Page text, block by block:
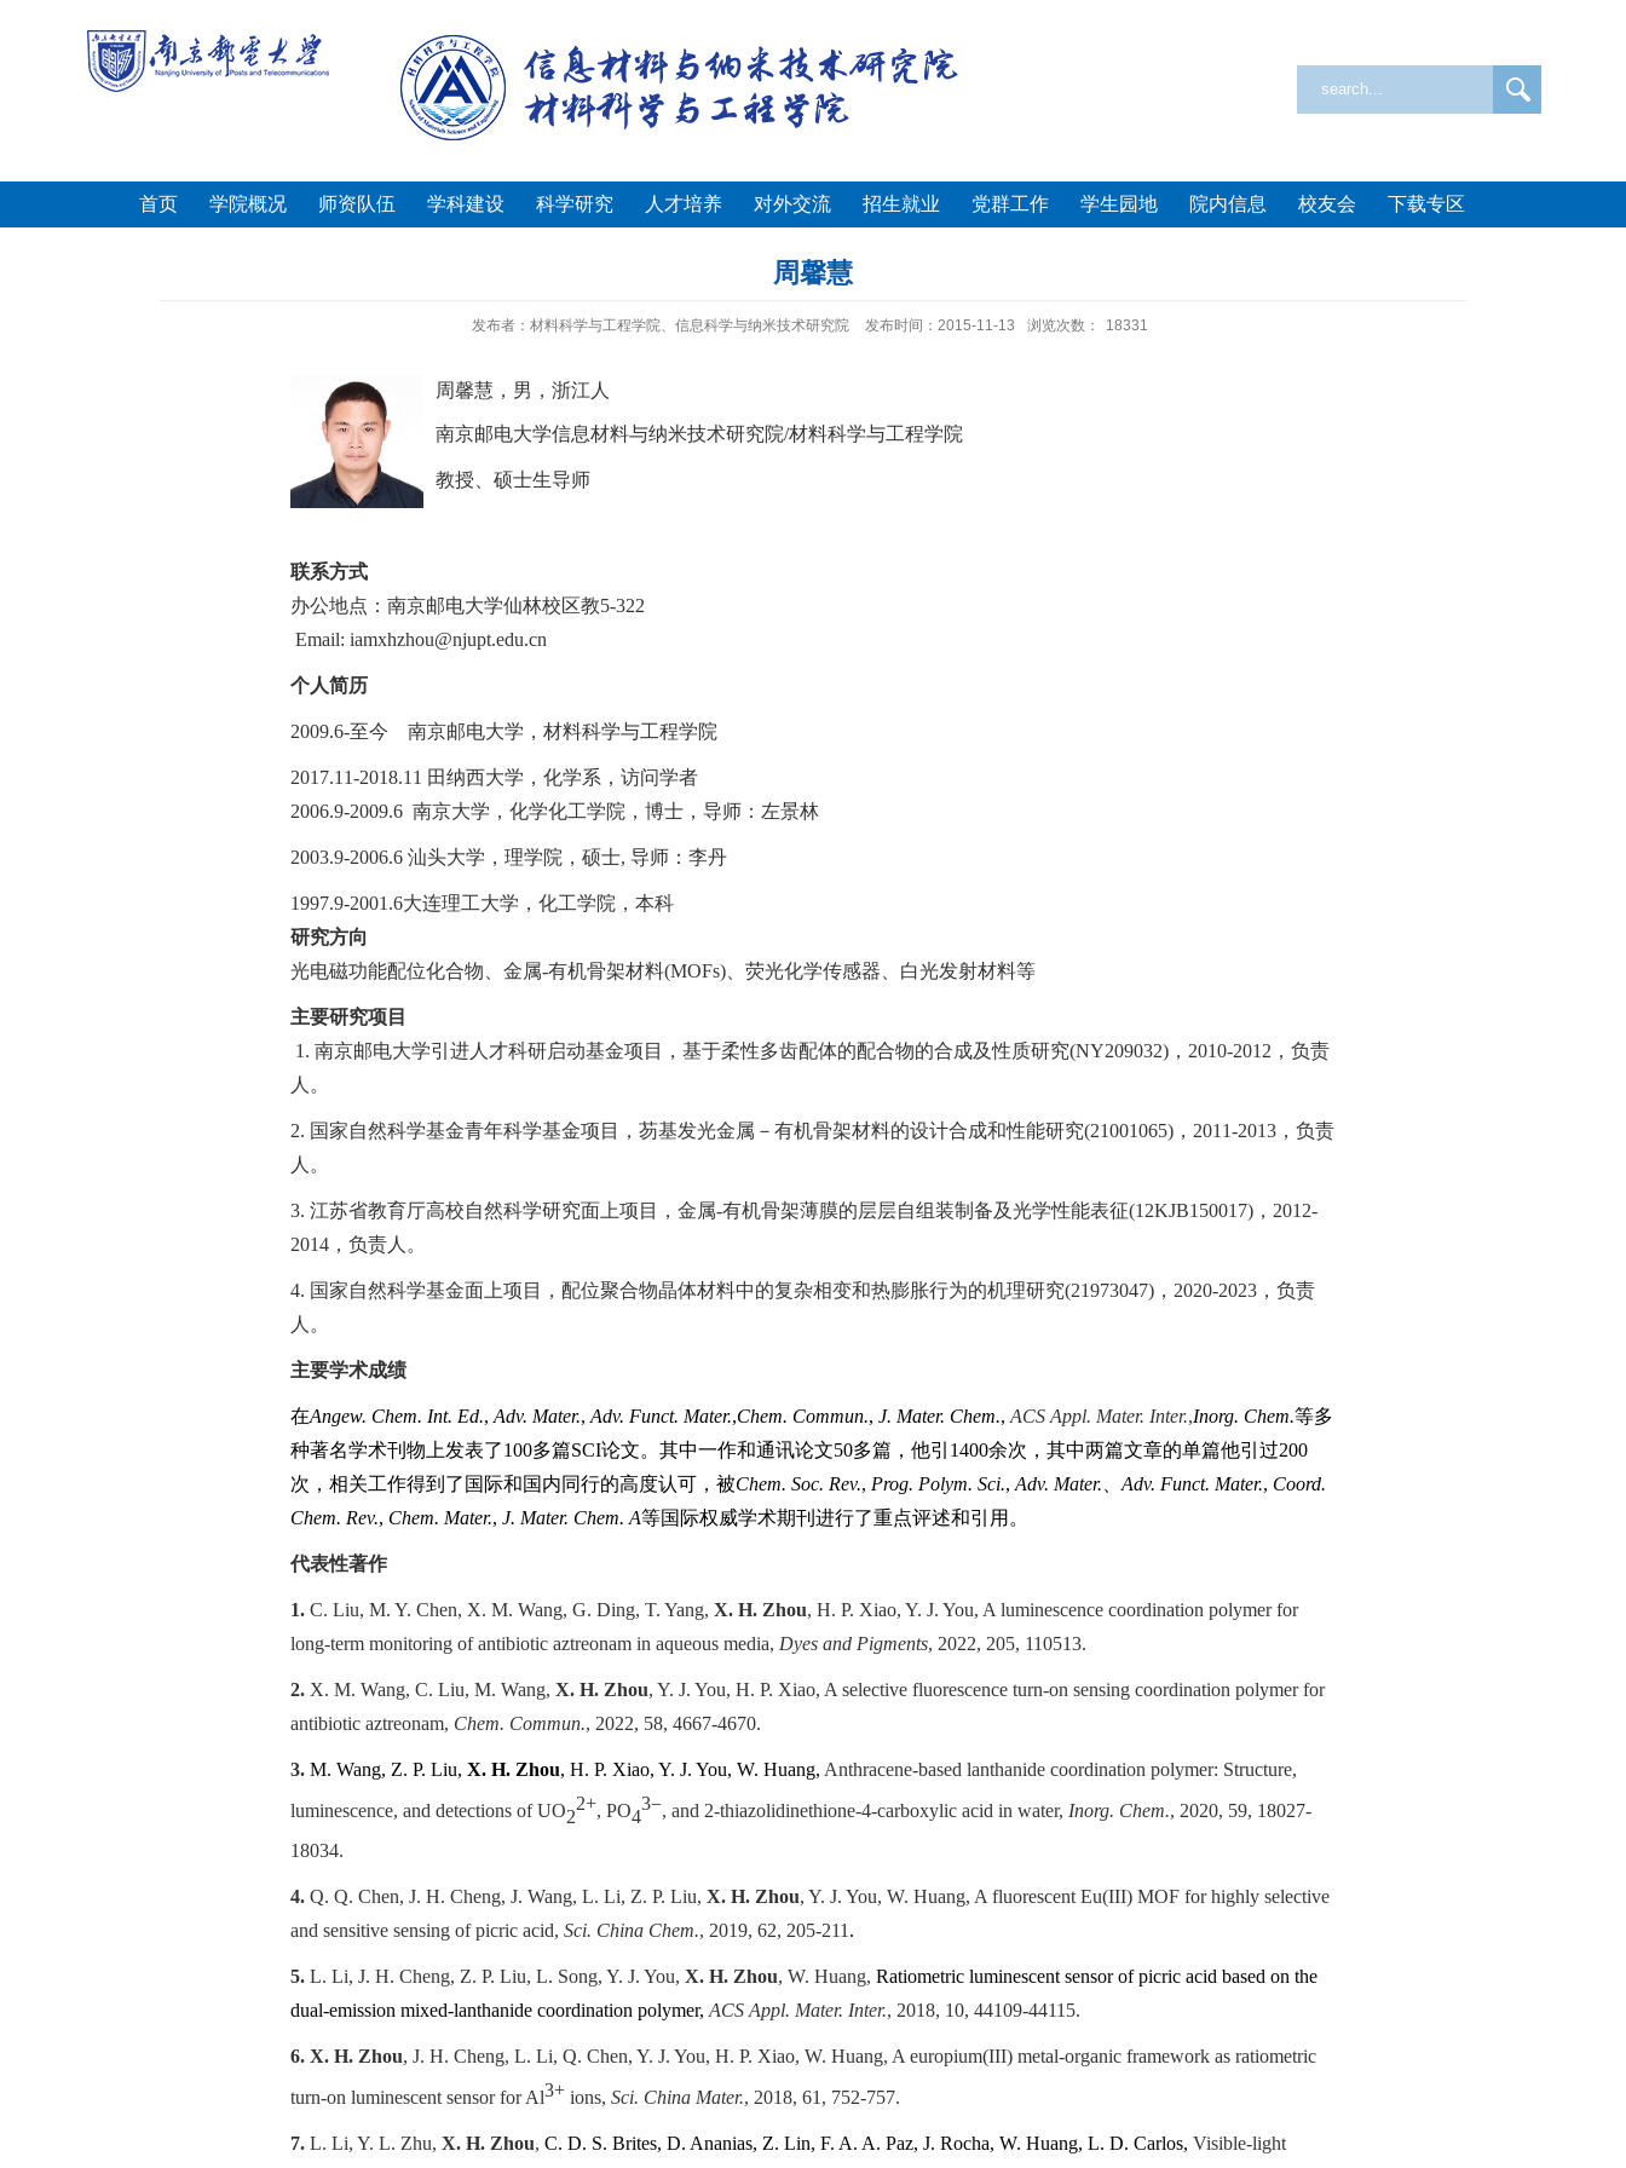
首页 学院概况 师资队伍 学科建设 科学研究 人才培养 对外交流 招生就业 党群工作 学生园地 院内信息 校友会 下载专区
周馨慧
发布者：材料科学与工程学院、信息科学与纳米技术研究院 发布时间：2015-11-13 浏览次数： 18331
周馨慧，男，浙江人
南京邮电大学信息材料与纳米技术研究院/材料科学与工程学院
教授、硕士生导师
联系方式
办公地点：南京邮电大学仙林校区教5-322
Email: iamxhzhou@njupt.edu.cn
个人简历
2009.6-至今 南京邮电大学，材料科学与工程学院
2017.11-2018.11 田纳西大学，化学系，访问学者
2006.9-2009.6 南京大学，化学化工学院，博士，导师：左景林
2003.9-2006.6 汕头大学，理学院，硕士, 导师：李丹
1997.9-2001.6大连理工大学，化工学院，本科
研究方向
光电磁功能配位化合物、金属-有机骨架材料(MOFs) 、荧光化学传感器、白光发射材料等
主要研究项目
1. 南京邮电大学引进人才科研启动基金项目，基于柔性多齿配体的配合物的合成及性质研究(NY209032) ， 2010-2012 ，负责
人。
2. 国家自然科学基金青年科学基金项目， 芴基发光金属－有机骨架材料的设计合成和性能研究(21001065) ， 2011-2013 ，负责
人。
3. 江苏省教育厅高校自然科学研究面上项目， 金属-有机骨架薄膜的层层自组装制备及光学性能表征(12KJB150017) ， 2012-
2014 ，负责人。
4. 国家自然科学基金面上项目， 配位聚合物晶体材料中的复杂相变和热膨胀行为的机理研究(21973047) ， 2020-2023 ，负责
人。
主要学术成绩
在Angew. Chem. Int. Ed., Adv. Mater., Adv. Funct. Mater.,Chem. Commun., J. Mater. Chem., ACS Appl. Mater. Inter.,Inorg. Chem.等多
种著名学术刊物上发表了100多篇SCI论文。其中一作和通讯论文50多篇，他引 1400余次，其中两篇文章的单篇他引过200
次，相关工作得到了国际和国内同行的高度认可，被Chem. Soc. Rev., Prog. Polym. Sci., Adv. Mater. Adv. Funct. Mater., Coord.
Chem. Rev., Chem. Mater., J. Mater. Chem. A等国际权威学术期刊进行了重点评述和引用。
代表性著作
1. C. Liu, M. Y. Chen, X. M. Wang, G. Ding, T. Yang, X. H. Zhou, H. P. Xiao, Y. J. You, A luminescence coordination polymer for
long-term monitoring of antibiotic aztreonam in aqueous media, Dyes and Pigments, 2022, 205, 110513.
2. X. M. Wang, C. Liu, M. Wang, X. H. Zhou, Y. J. You, H. P. Xiao, A selective fluorescence turn-on sensing coordination polymer for
antibiotic aztreonam, Chem. Commun., 2022, 58, 4667-4670.
3. M. Wang, Z. P. Liu, X. H. Zhou, H. P. Xiao, Y. J. You, W. Huang, Anthracene-based lanthanide coordination polymer: Structure,
luminescence, and detections of UO2
2+, PO4
3−, and 2‑thiazolidinethione-4-carboxylic acid in water, Inorg. Chem., 2020, 59, 18027-
18034.
4. Q. Q. Chen, J. H. Cheng, J. Wang, L. Li, Z. P. Liu, X. H. Zhou, Y. J. You, W. Huang, A fluorescent Eu(III) MOF for highly selective
and sensitive sensing of picric acid, Sci. China Chem., 2019, 62, 205-211 .
5. L. Li, J. H. Cheng, Z. P. Liu, L. Song, Y. J. You, X. H. Zhou, W. Huang, Ratiometric luminescent sensor of picric acid based on the
dual-emission mixed-lanthanide coordination polymer, ACS Appl. Mater. Inter., 2018, 10, 44109-44115.
6. X. H. Zhou, J. H. Cheng, L. Li, Q. Chen, Y. J. You, H. P. Xiao, W. Huang, A europium(III) metal-organic framework as ratiometric
turn-on luminescent sensor for Al3+ ions, Sci. China Mater., 2018, 61, 752-757.
7. L. Li, Y. L. Zhu, X. H. Zhou, C. D. S. Brites, D. Ananias, Z. Lin, F. A. A. Paz, J. Rocha, W. Huang, L. D. Carlos, Visible-light